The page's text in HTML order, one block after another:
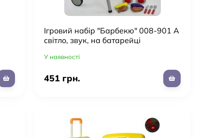
Ігровий набір "Барбекю" 008-901 А
світло, звук, на батарейці
У наявності
451 грн.